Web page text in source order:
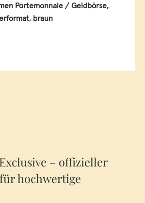
Portemonnaie / Geldbörse,
braun
– offizieller
hochwertige